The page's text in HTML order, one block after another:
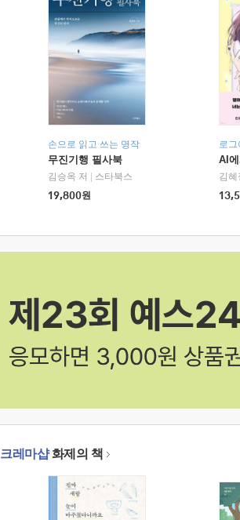
손으로 읽고 쓰는 명작
무진기행 필사북
김승옥 저
스타북스
19,800원
로
AI
김혜
크레마샵화제의 책